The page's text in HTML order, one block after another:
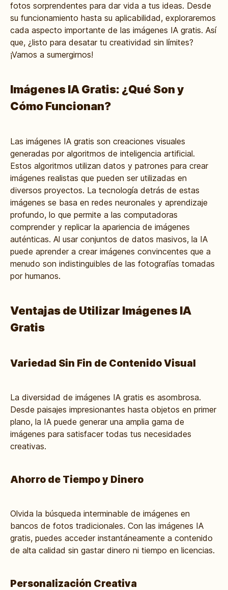
fotos sorprendentes para dar vida a tus ideas. Desde
su funcionamiento hasta su aplicabilidad, exploraremos
cada aspecto importante de las imágenes IA gratis. Así
que, ¿listo para desatar tu creatividad sin límites?
¡Vamos a sumergirnos!
Imágenes IA Gratis: ¿Qué Son y
Cómo Funcionan?
Las imágenes IA gratis son creaciones visuales
generadas por algoritmos de inteligencia artificial.
Estos algoritmos utilizan datos y patrones para crear
imágenes realistas que pueden ser utilizadas en
diversos proyectos. La tecnología detrás de estas
imágenes se basa en redes neuronales y aprendizaje
profundo, lo que permite a las computadoras
comprender y replicar la apariencia de imágenes
auténticas. Al usar conjuntos de datos masivos, la IA
puede aprender a crear imágenes convincentes que a
menudo son indistinguibles de las fotografías tomadas
por humanos.
Ventajas de Utilizar Imágenes IA
Gratis
Variedad Sin Fin de Contenido Visual
La diversidad de imágenes IA gratis es asombrosa.
Desde paisajes impresionantes hasta objetos en primer
plano, la IA puede generar una amplia gama de
imágenes para satisfacer todas tus necesidades
creativas.
Ahorro de Tiempo y Dinero
Olvida la búsqueda interminable de imágenes en
bancos de fotos tradicionales. Con las imágenes IA
gratis, puedes acceder instantáneamente a contenido
de alta calidad sin gastar dinero ni tiempo en licencias.
Personalización Creativa